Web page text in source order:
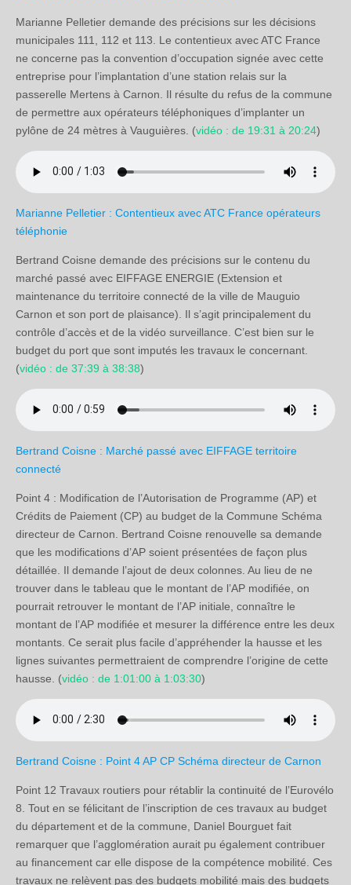
Marianne Pelletier demande des précisions sur les décisions
municipales 111, 112 et 113. Le contentieux avec ATC France
ne concerne pas la convention d’occupation signée avec cette
entreprise pour l’implantation d’une station relais sur la
passerelle Mertens à Carnon. Il résulte du refus de la commune
de permettre aux opérateurs téléphoniques d’implanter un
pylône de 24 mètres à Vauguières. (vidéo : de 19:31 à 20:24)
Marianne Pelletier : Contentieux avec ATC France opérateurs
téléphonie
Bertrand Coisne demande des précisions sur le contenu du
marché passé avec EIFFAGE ENERGIE (Extension et
maintenance du territoire connecté de la ville de Mauguio
Carnon et son port de plaisance). Il s’agit principalement du
contrôle d’accès et de la vidéo surveillance. C’est bien sur le
budget du port que sont imputés les travaux le concernant.
(vidéo : de 37:39 à 38:38)
Bertrand Coisne : Marché passé avec EIFFAGE territoire
connecté
Point 4 : Modification de l’Autorisation de Programme (AP) et
Crédits de Paiement (CP) au budget de la Commune Schéma
directeur de Carnon. Bertrand Coisne renouvelle sa demande
que les modifications d’AP soient présentées de façon plus
détaillée. Il demande l’ajout de deux colonnes. Au lieu de ne
trouver dans le tableau que le montant de l’AP modifiée, on
pourrait retrouver le montant de l’AP initiale, connaître le
montant de l’AP modifiée et mesurer la différence entre les deux
montants. Ce serait plus facile d’appréhender la hausse et les
lignes suivantes permettraient de comprendre l’origine de cette
hausse. (vidéo : de 1:01:00 à 1:03:30)
Bertrand Coisne : Point 4 AP CP Schéma directeur de Carnon
Point 12 Travaux routiers pour rétablir la continuité de l’Eurovélo
8. Tout en se félicitant de l’inscription de ces travaux au budget
du département et de la commune, Daniel Bourguet fait
remarquer que l’agglomération aurait pu également contribuer
au financement car elle dispose de la compétence mobilité. Ces
travaux ne relèvent pas des budgets mobilité mais des budgets